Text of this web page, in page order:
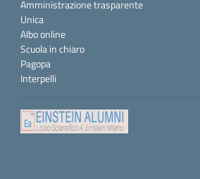
Amministrazione trasparente
Unica
Albo online
Scuola in chiaro
Pagopa
Interpelli